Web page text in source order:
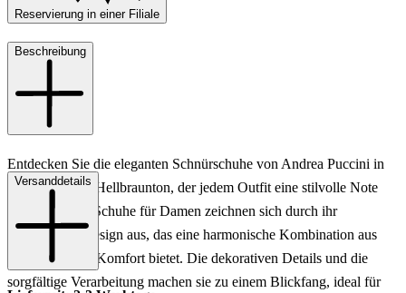
Reservierung in einer Filiale
Beschreibung
Entdecken Sie die eleganten Schnürschuhe von Andrea Puccini in
einem warmen Hellbraunton, der jedem Outfit eine stilvolle Note
verleiht. Diese Schuhe für Damen zeichnen sich durch ihr
einzigartiges Design aus, das eine harmonische Kombination aus
Raffinesse und Komfort bietet. Die dekorativen Details und die
sorgfältige Verarbeitung machen sie zu einem Blickfang, ideal für
Versanddetails